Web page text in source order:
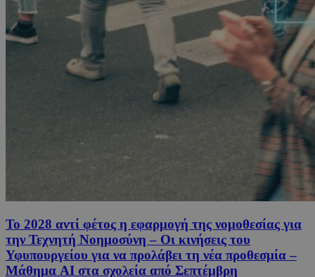
Το 2028 αντί φέτος η εφαρμογή της νομοθεσίας για
την Τεχνητή Νοημοσύνη – Οι κινήσεις του
Υφυπουργείου για να προλάβει τη νέα προθεσμία –
Μάθημα AI στα σχολεία από Σεπτέμβρη